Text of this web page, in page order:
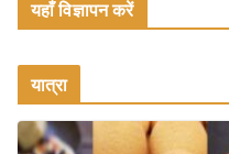
यहाँ विज्ञापन करें
यात्रा